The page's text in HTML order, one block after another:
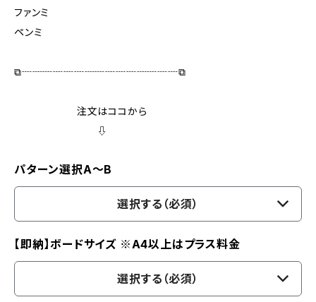
ファンミ
ペンミ
⧉┈┈┈┈┈┈┈┈┈┈┈┈┈┈┈⧉
注文はココから
⇩
パターン選択A～B
選択する（必須）
【即納】ボードサイズ ※A4以上はプラス料金
選択する（必須）